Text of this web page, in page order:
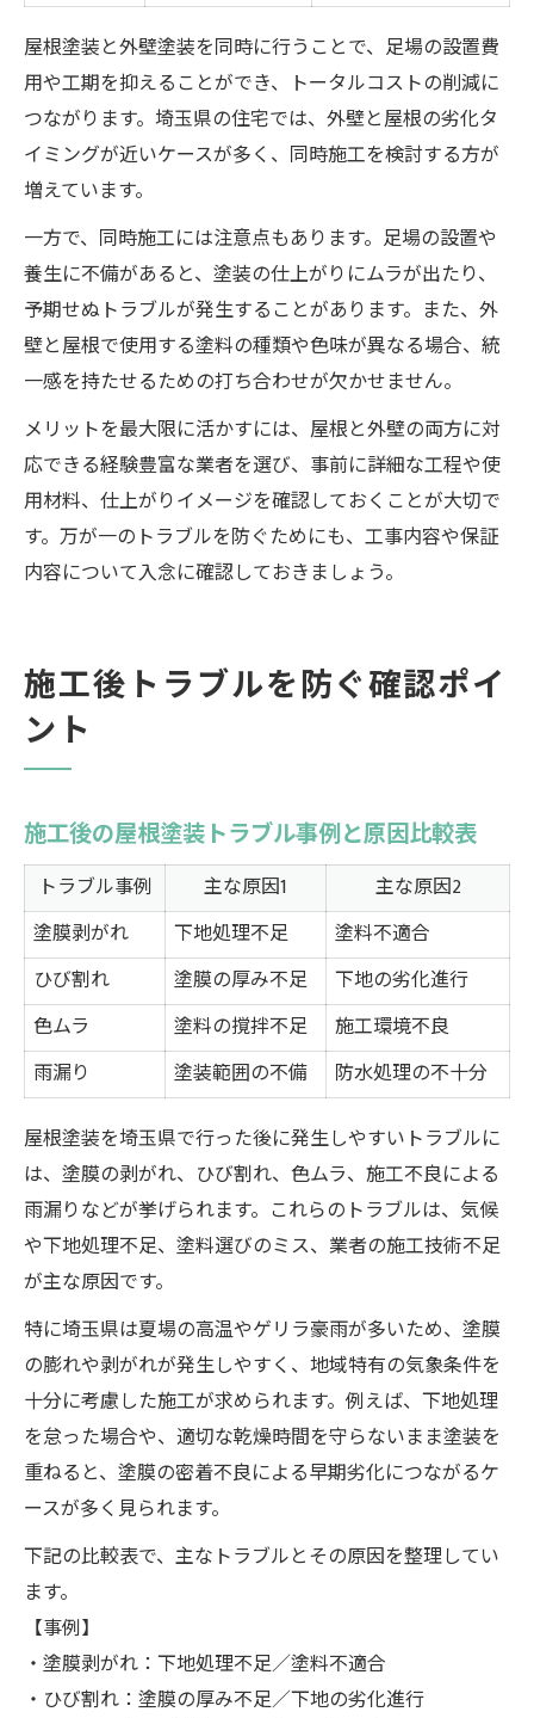
屋根塗装と外壁塗装を同時に行うことで、足場の設置費
用や工期を抑えることができ、トータルコストの削減に
つながります。埼玉県の住宅では、外壁と屋根の劣化タ
イミングが近いケースが多く、同時施工を検討する方が
増えています。
一方で、同時施工には注意点もあります。足場の設置や
養生に不備があると、塗装の仕上がりにムラが出たり、
予期せぬトラブルが発生することがあります。また、外
壁と屋根で使用する塗料の種類や色味が異なる場合、統
一感を持たせるための打ち合わせが欠かせません。
メリットを最大限に活かすには、屋根と外壁の両方に対
応できる経験豊富な業者を選び、事前に詳細な工程や使
用材料、仕上がりイメージを確認しておくことが大切で
す。万が一のトラブルを防ぐためにも、工事内容や保証
内容について入念に確認しておきましょう。
施工後トラブルを防ぐ確認ポイ
ント
施工後の屋根塗装トラブル事例と原因比較表
トラブル事例 主な原因1
主な原因2
塗膜剥がれ
下地処理不足
塗料不適合
ひび割れ
塗膜の厚み不足
下地の劣化進行
色ムラ
塗料の撹拌不足
施工環境不良
雨漏り
塗装範囲の不備 防水処理の不十分
屋根塗装を埼玉県で行った後に発生しやすいトラブルに
は、塗膜の剥がれ、ひび割れ、色ムラ、施工不良による
雨漏りなどが挙げられます。これらのトラブルは、気候
や下地処理不足、塗料選びのミス、業者の施工技術不足
が主な原因です。
特に埼玉県は夏場の高温やゲリラ豪雨が多いため、塗膜
の膨れや剥がれが発生しやすく、地域特有の気象条件を
十分に考慮した施工が求められます。例えば、下地処理
を怠った場合や、適切な乾燥時間を守らないまま塗装を
重ねると、塗膜の密着不良による早期劣化につながるケ
ースが多く見られます。
下記の比較表で、主なトラブルとその原因を整理してい
ます。
【事例】
・塗膜剥がれ：下地処理不足／塗料不適合
・ひび割れ：塗膜の厚み不足／下地の劣化進行